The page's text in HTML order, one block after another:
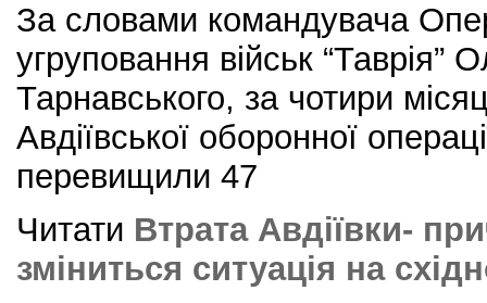
За словами командувача
угруповання військ “Таврія”
Тарнавського, за чотири
Авдіївської оборонної
перевищили 47
Читати Втрата Авдіївки-
зміниться ситуація на